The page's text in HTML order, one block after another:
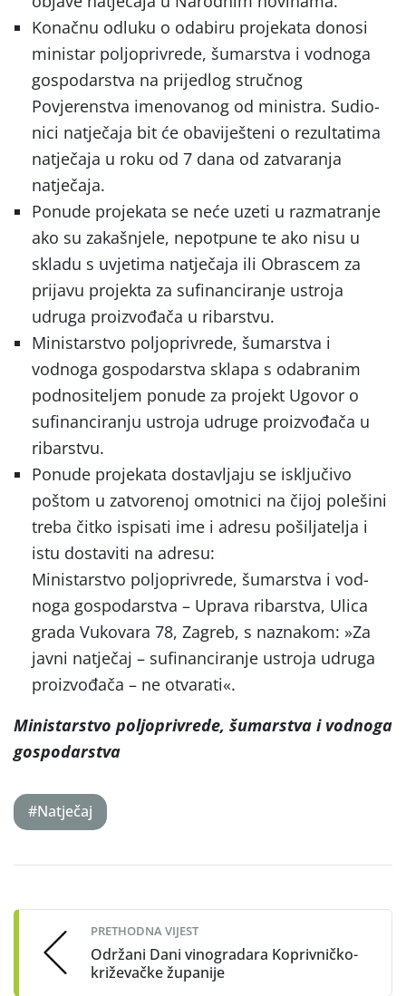
Konačnu odluku o odabiru projekata do­nosi
ministar poljoprivrede, šumarstva i vod­noga
gospodarstva na prijedlog stručnog
Povjerenstva imenovanog od ministra. Sudio­
nici natječaja bit će obaviješteni o rezultatima
natječaja u roku od 7 dana od zatvaranja
natječaja.
Ponude projekata se neće uzeti u razmatranje
ako su zakašnjele, nepotpune te ako nisu u
skladu s uvjetima natječaja ili Obrascem za
prijavu projekta za sufinanciranje ustroja
udruga proizvođača u ribarstvu.
Ministarstvo poljoprivrede, šumarstva i
vodnoga gospodarstva sklapa s odabranim
podnositeljem ponude za projekt Ugovor o
sufinanciranju ustroja udruge proizvođača u
ribarstvu.
Ponude projekata dostavljaju se isključivo
poštom u zatvorenoj omotnici na čijoj polešini
treba čitko ispisati ime i adresu pošiljatelja i
istu dostaviti na adresu:
Ministarstvo poljoprivrede, šumarstva i vod­
noga gospodarstva – Uprava ribarstva, Ulica
grada Vukovara 78, Zagreb, s naznakom: »Za
javni natječaj – sufinanciranje ustroja udruga
proizvođača – ne otvarati«.
Ministarstvo poljoprivrede, šumarstva i vodnoga
gospodarstva
#Natječaj
navigation
PRETHODNA VIJEST
Održani Dani vinogradara Koprivničko-
križevačke županije